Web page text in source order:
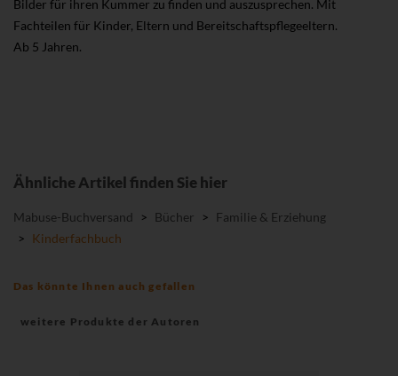
Bilder für ihren Kummer zu finden und auszusprechen. Mit
Fachteilen für Kinder, Eltern und Bereitschaftspflegeeltern.
Ab 5 Jahren.
Ähnliche Artikel finden Sie hier
Mabuse-Buchversand > Bücher > Familie & Erziehung
> Kinderfachbuch
Das könnte Ihnen auch gefallen
weitere Produkte der Autoren